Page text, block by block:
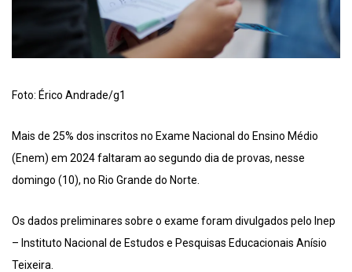
Foto: Érico Andrade/g1
Mais de 25% dos inscritos no Exame Nacional do Ensino Médio
(Enem) em 2024 faltaram ao segundo dia de provas, nesse
domingo (10), no Rio Grande do Norte.
Os dados preliminares sobre o exame foram divulgados pelo Inep
– Instituto Nacional de Estudos e Pesquisas Educacionais Anísio
Teixeira.